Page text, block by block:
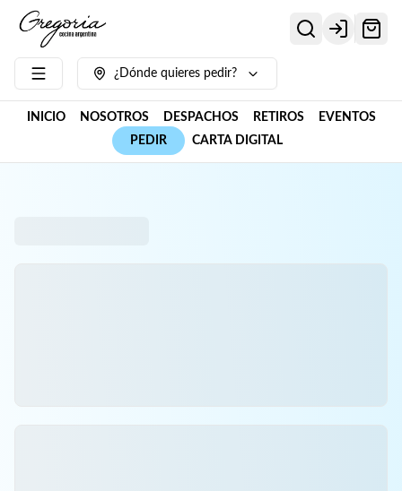
Login
¿Dónde quieres pedir?
INICIO NOSOTROS DESPACHOS RETIROS
EVENTOS
PEDIR
CARTA DIGITAL